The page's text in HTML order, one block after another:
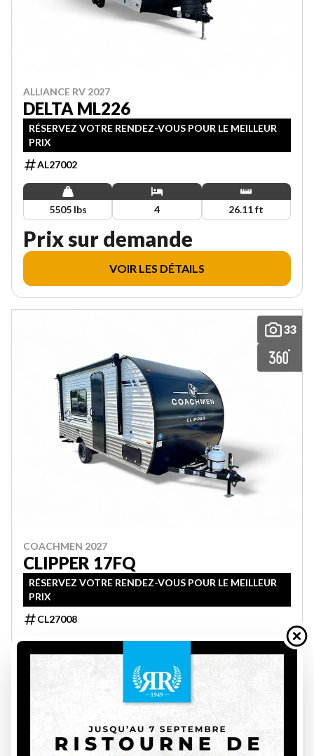
ALLIANCE RV 2027
DELTA ML226
RÉSERVEZ VOTRE RENDEZ-VOUS POUR LE MEILLEUR
PRIX
AL27002
5505 lbs 4 26.11 ft
Prix sur demande
VOIR LES DÉTAILS
33
COACHMEN 2027
CLIPPER 17FQ
RÉSERVEZ VOTRE RENDEZ-VOUS POUR LE MEILLEUR
PRIX
CL27008
Prix sur demande